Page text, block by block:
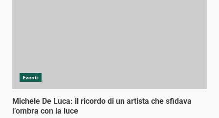
Eventi
Michele De Luca: il ricordo di un artista che sfidava
l’ombra con la luce